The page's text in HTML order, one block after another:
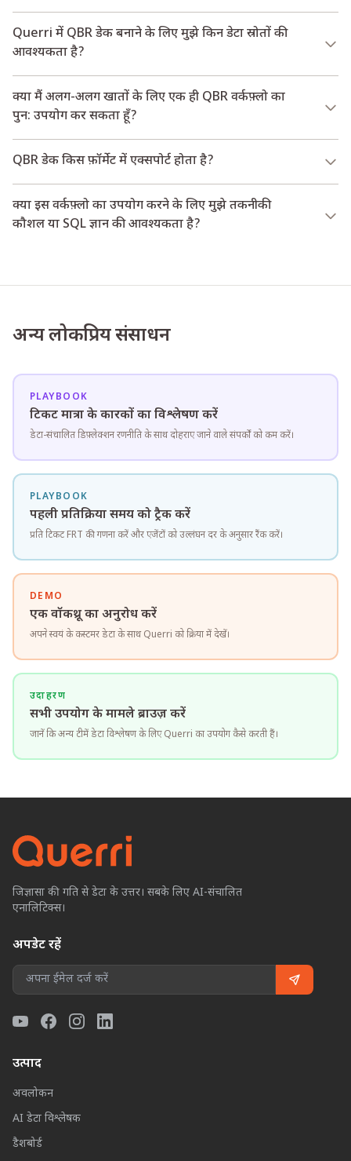
Querri में QBR डेक बनाने के लिए मुझे किन डेटा स्रोतों की
आवश्यकता है?
क्या मैं अलग-अलग खातों के लिए एक ही QBR वर्कफ़्लो का
पुन: उपयोग कर सकता हूँ?
QBR डेक किस फ़ॉर्मेट में एक्सपोर्ट होता है?
क्या इस वर्कफ़्लो का उपयोग करने के लिए मुझे तकनीकी
कौशल या SQL ज्ञान की आवश्यकता है?
अन्य लोकप्रिय संसाधन
PLAYBOOK
टिकट मात्रा के कारकों का विश्लेषण करें
डेटा-संचालित डिफ़्लेक्शन रणनीति के साथ दोहराए जाने वाले संपर्कों को कम करें।
PLAYBOOK
पहली प्रतिक्रिया समय को ट्रैक करें
प्रति टिकट FRT की गणना करें और एजेंटों को उल्लंघन दर के अनुसार रैंक करें।
DEMO
एक वॉकथ्रू का अनुरोध करें
अपने स्वयं के कस्टमर डेटा के साथ Querri को क्रिया में देखें।
उदाहरण
सभी उपयोग के मामले ब्राउज़ करें
जानें कि अन्य टीमें डेटा विश्लेषण के लिए Querri का उपयोग कैसे करती हैं।
जिज्ञासा की गति से डेटा के उत्तर। सबके लिए AI-संचालित
एनालिटिक्स।
अपडेट रहें
उत्पाद
अवलोकन
AI डेटा विश्लेषक
डैशबोर्ड